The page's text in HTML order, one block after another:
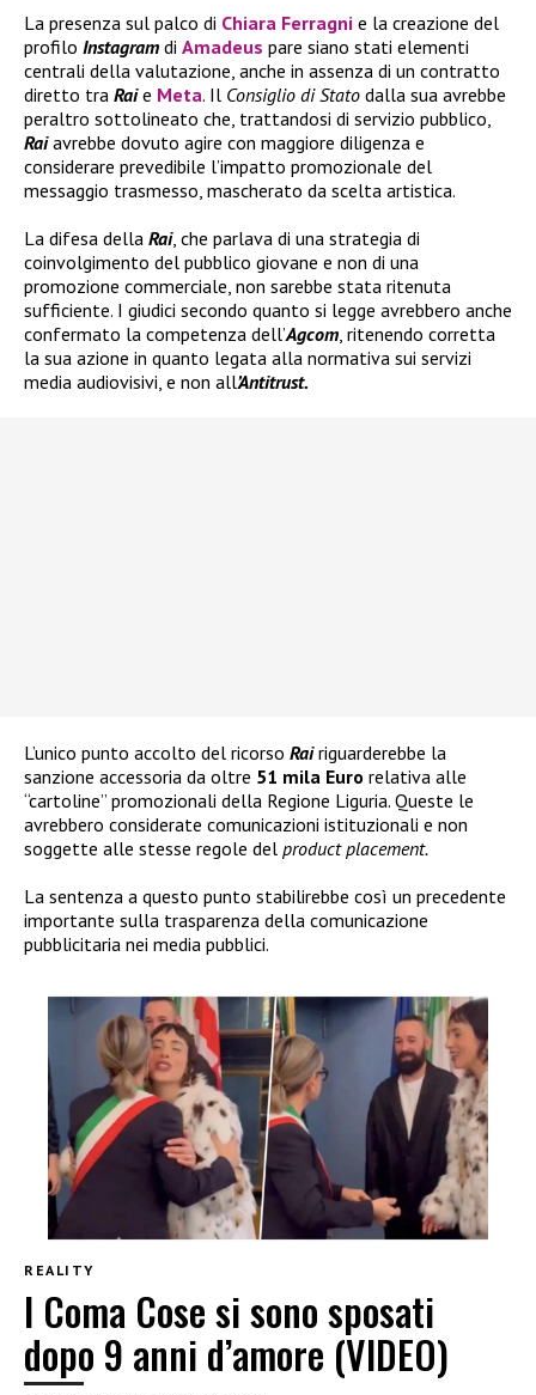
La presenza sul palco di Chiara Ferragni e la creazione del
profilo Instagram di Amadeus pare siano stati elementi
centrali della valutazione, anche in assenza di un contratto
diretto tra Raie Meta. Il Consiglio di Stato dalla sua avrebbe
peraltro sottolineato che, trattandosi di servizio pubblico,
Raiavrebbe dovuto agire con maggiore diligenza e
considerare prevedibile l’impatto promozionale del
messaggio trasmesso, mascherato da scelta artistica.
La difesa della Rai, che parlava di una strategia di
coinvolgimento del pubblico giovane e non di una
promozione commerciale, non sarebbe stata ritenuta
sufficiente. I giudici secondo quanto si legge avrebbero anche
confermato la competenza dell’Agcom , ritenendo corretta
la sua azione in quanto legata alla normativa sui servizi
media audiovisivi, e non all’Antitrust.
L’unico punto accolto del ricorso Rairiguarderebbe la
sanzione accessoria da oltre 51 mila Euro relativa alle
“cartoline” promozionali della Regione Liguria. Queste le
avrebbero considerate comunicazioni istituzionali e non
soggette alle stesse regole del product placement.
La sentenza a questo punto stabilirebbe così un precedente
importante sulla trasparenza della comunicazione
pubblicitaria nei media pubblici.
REALITY
I Coma Cose si sono sposati
dopo 9 anni d’amore (VIDEO)